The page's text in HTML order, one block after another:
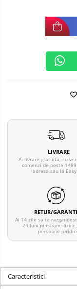
LIVRARE
Ai livrare gratuita, cu
comenzi de peste
adresa sau la
RETUR/
Ai 14 zile sa te
24 luni persoane
persoane
Caracteristici